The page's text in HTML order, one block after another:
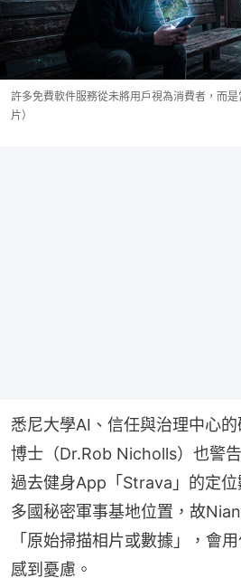
許多免費軟件服務從未將用戶視為消費者，而
片）
悉尼大學AI、信任與治理中心
博士（Dr.Rob Nicholls）也警
過去健身App「Strava」的定
多國秘密軍事基地位置，故
「原始掃描相片或數據」，會
感到憂慮。